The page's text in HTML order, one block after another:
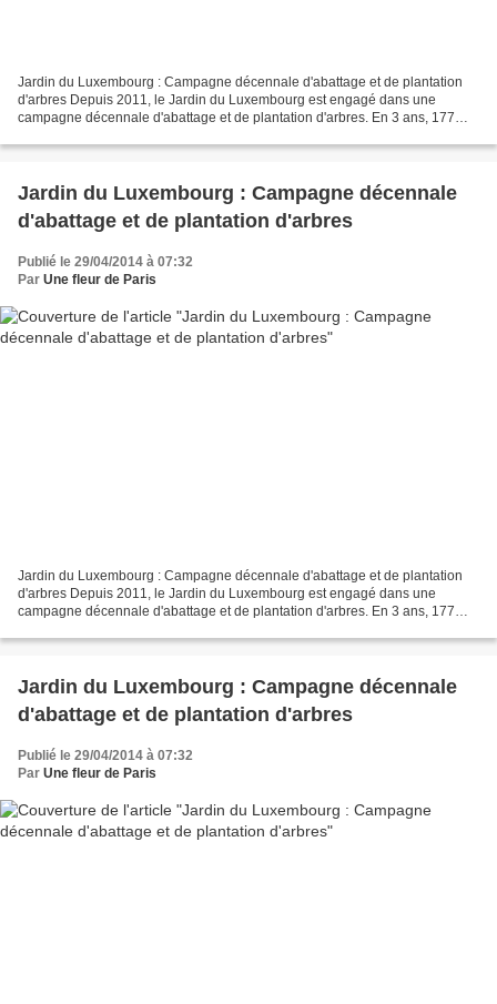
Jardin du Luxembourg : Campagne décennale d'abattage et de plantation
d'arbres Depuis 2011, le Jardin du Luxembourg est engagé dans une
campagne décennale d'abattage et de plantation d'arbres. En 3 ans, 177
Jardin du Luxembourg : Campagne décennale
d'abattage et de plantation d'arbres
Publié le 29/04/2014 à 07:32
Par Une fleur de Paris
Jardin du Luxembourg : Campagne décennale d'abattage et de plantation
d'arbres Depuis 2011, le Jardin du Luxembourg est engagé dans une
campagne décennale d'abattage et de plantation d'arbres. En 3 ans, 177
Jardin du Luxembourg : Campagne décennale
d'abattage et de plantation d'arbres
Publié le 29/04/2014 à 07:32
Par Une fleur de Paris